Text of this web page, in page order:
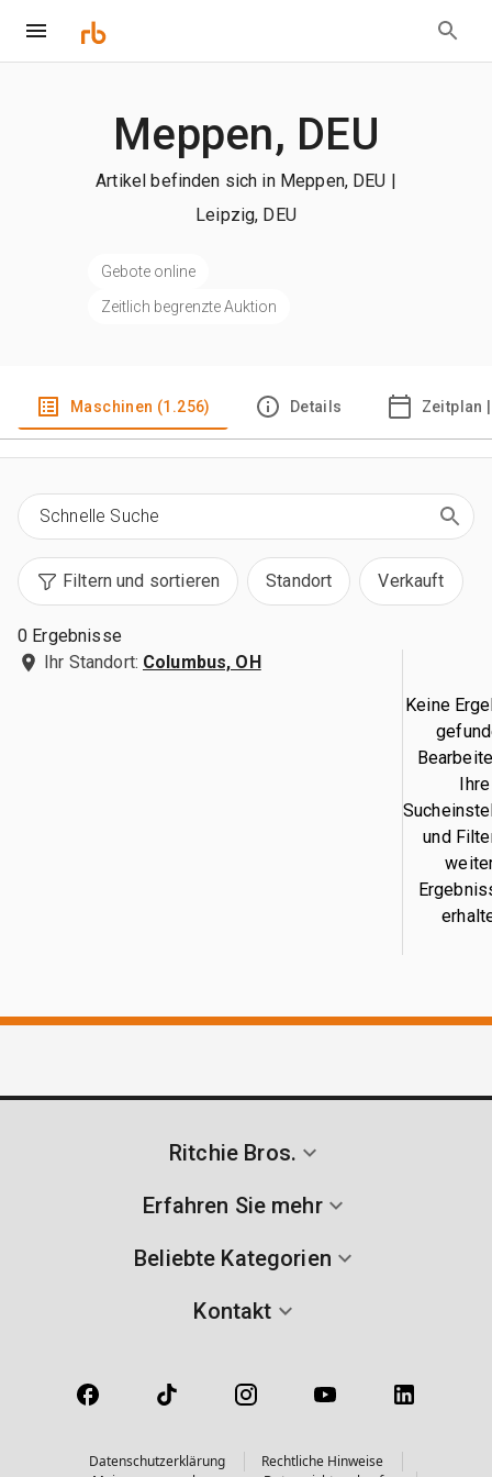
Meppen, DEU
Artikel befinden sich in Meppen, DEU |
Leipzig, DEU
Gebote online
Zeitlich begrenzte Auktion
Maschinen (1.256) Details Zeitplan
Filtern und sortieren Standort Verkauft
0 Ergebnisse
Ihr Standort: Columbus, OH
Keine
Ihre
und
Ritchie Bros.
Erfahren Sie mehr
Beliebte Kategorien
Kontakt
Datenschutzerklärung
Rechtliche Hinweise